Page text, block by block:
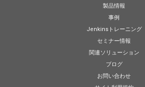
製品情報
事例
Jenkinsトレーニング
セミナー情報
関連ソリューション
ブログ
お問い合わせ